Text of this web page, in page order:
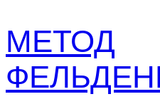
МЕТОД